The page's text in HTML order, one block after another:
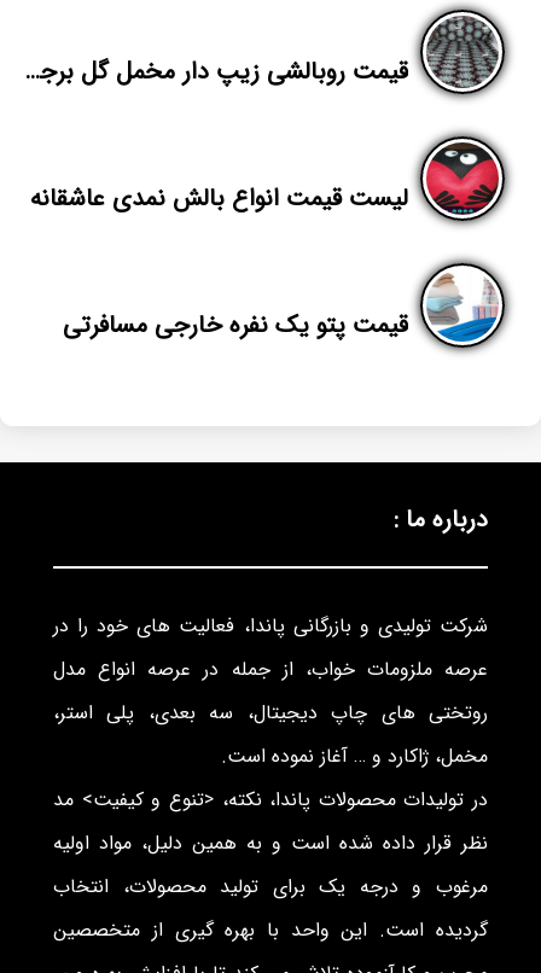
قیمت روبالشی زیپ دار مخمل گل برجسته
لیست قیمت انواع بالش نمدی عاشقانه
قیمت پتو یک نفره خارجی مسافرتی
درباره ما :
شرکت تولیدی و بازرگانی پاندا، فعالیت های خود را در
عرصه ملزومات خواب، از جمله در عرصه انواع مدل
روتختی های چاپ دیجیتال، سه بعدی، پلی استر،
مخمل، ژاکارد و … آغاز نموده است.
در تولیدات محصولات پاندا، نکته، <تنوع و کیفیت> مد
نظر قرار داده شده است و به همین دلیل، مواد اولیه
مرغوب و درجه یک برای تولید محصولات، انتخاب
گردیده است. این واحد با بهره گیری از متخصصین